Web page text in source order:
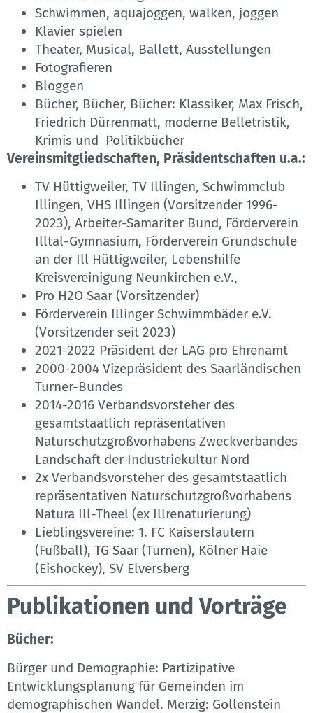
Schwimmen, aquajoggen, walken, joggen
Klavier spielen
Theater, Musical, Ballett, Ausstellungen
Fotografieren
Bloggen
Bücher, Bücher, Bücher: Klassiker, Max Frisch,
Friedrich Dürrenmatt, moderne Belletristik,
Krimis und Politikbücher
Vereinsmitgliedschaften, Präsidentschaften u.a.:
TV Hüttigweiler, TV Illingen, Schwimmclub
Illingen, VHS Illingen (Vorsitzender 1996-
2023), Arbeiter-Samariter Bund, Förderverein
Illtal-Gymnasium, Förderverein Grundschule
an der Ill Hüttigweiler, Lebenshilfe
Kreisvereinigung Neunkirchen e.V.,
Pro H2O Saar (Vorsitzender)
Förderverein Illinger Schwimmbäder e.V.
(Vorsitzender seit 2023)
2021-2022 Präsident der LAG pro Ehrenamt
2000-2004 Vizepräsident des Saarländischen
Turner-Bundes
2014-2016 Verbandsvorsteher des
gesamtstaatlich repräsentativen
Naturschutzgroßvorhabens Zweckverbandes
Landschaft der Industriekultur Nord
2x Verbandsvorsteher des gesamtstaatlich
repräsentativen Naturschutzgroßvorhabens
Natura Ill-Theel (ex Illrenaturierung)
Lieblingsvereine: 1. FC Kaiserslautern
(Fußball), TG Saar (Turnen), Kölner Haie
(Eishockey), SV Elversberg
Publikationen und Vorträge
Bücher:
Bürger und Demographie: Partizipative
Entwicklungsplanung für Gemeinden im
demographischen Wandel. Merzig: Gollenstein